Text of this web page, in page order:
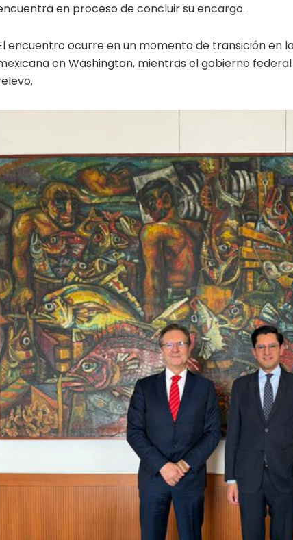
en proceso de concluir su encargo.
encuentro ocurre en un momento de transición en
en Washington, mientras el gobierno